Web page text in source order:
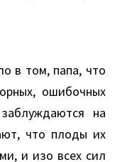
в том, папа, что
ошибочных
на
что плоды их
и изо всех сил